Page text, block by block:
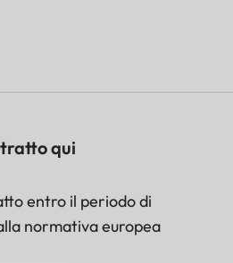
qui
entro il periodo di
normativa europea